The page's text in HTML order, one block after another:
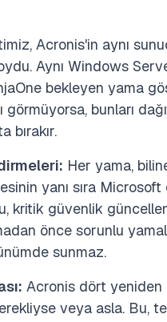
Acronis'in aynı
Aynı Windows
bekleyen yama
görmüyorsa, bunları
bırakır.
Her yama,
yanı sıra Microsoft
kritik güvenlik
önce sorunlu
sunmaz.
Acronis dört yeniden
veya asla. Bu,